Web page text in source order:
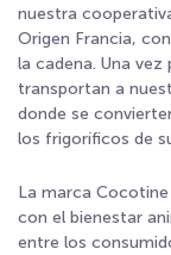
nuestra
Origen Francia,
la cadena. Una
transportan a
donde se
los frigoríficos de
La marca
con el bienestar
entre los